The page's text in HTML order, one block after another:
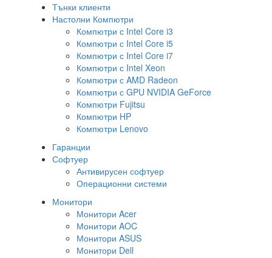
Тънки клиенти
Настолни Компютри
Компютри с Intel Core i3
Компютри с Intel Core i5
Компютри с Intel Core i7
Компютри с Intel Xeon
Компютри с AMD Radeon
Компютри с GPU NVIDIA GeForce
Компютри Fujitsu
Компютри HP
Компютри Lenovo
Гаранции
Софтуер
Антивирусен софтуер
Операционни системи
Монитори
Монитори Acer
Монитори AOC
Монитори ASUS
Монитори Dell